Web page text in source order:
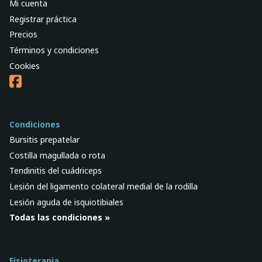
Mi cuenta
Registrar práctica
Precios
Términos y condiciones
Cookies
Condiciones
Bursitis prepatelar
Costilla magullada o rota
Tendinitis del cuádriceps
Lesión del ligamento colateral medial de la rodilla
Lesión aguda de isquiotibiales
Todas las condiciones »